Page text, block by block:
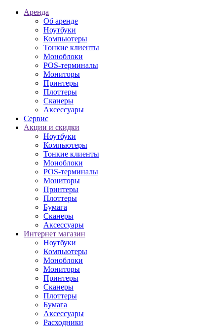
Аренда
Об аренде
Ноутбуки
Компьютеры
Тонкие клиенты
Моноблоки
POS-терминалы
Мониторы
Принтеры
Плоттеры
Сканеры
Аксессуары
Сервис
Акции и скидки
Ноутбуки
Компьютеры
Тонкие клиенты
Моноблоки
POS-терминалы
Мониторы
Принтеры
Плоттеры
Бумага
Сканеры
Аксессуары
Интернет магазин
Ноутбуки
Компьютеры
Моноблоки
Мониторы
Принтеры
Сканеры
Плоттеры
Бумага
Аксессуары
Расходники